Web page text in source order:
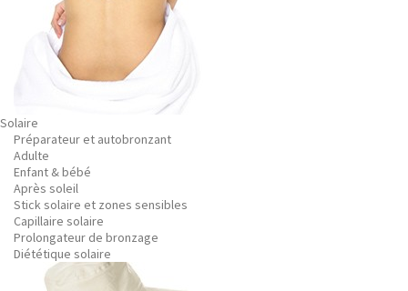
Solaire
Préparateur et autobronzant
Adulte
Enfant & bébé
Après soleil
Stick solaire et zones sensibles
Capillaire solaire
Prolongateur de bronzage
Diététique solaire